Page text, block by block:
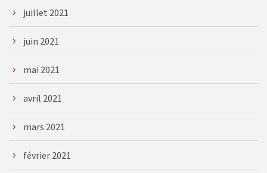
juillet 2021
juin 2021
mai 2021
avril 2021
mars 2021
février 2021